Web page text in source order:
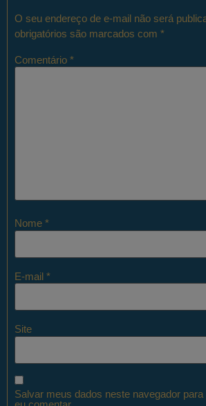
O seu endereço de e-mail não será
obrigatórios são marcados com *
Comentário *
Nome *
E-mail *
Site
Salvar meus dados neste navegador